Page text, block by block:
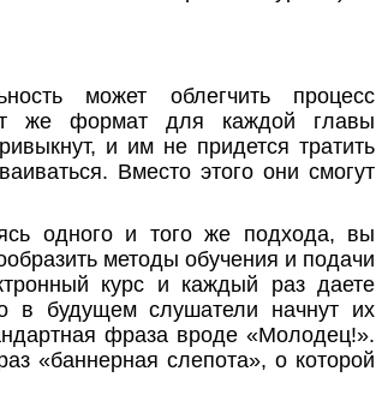
может облегчить процесс
же формат для каждой главы
и им не придется тратить
Вместо этого они смогут
одного и того же подхода, вы
методы обучения и подачи
курс и каждый раз даете
в будущем слушатели начнут их
фраза вроде «Молодец!».
«баннерная слепота», о которой